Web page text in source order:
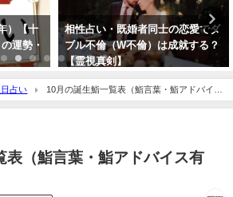
）【十
運勢・
相性占い・既婚者同士の恋愛でダ
ブル不倫（W不倫）は成就する？
【霊視真剣】
占い
10月の誕生鮨一覧表（鮨言葉・鮨アドバイス
表（鮨言葉・鮨アドバイス有